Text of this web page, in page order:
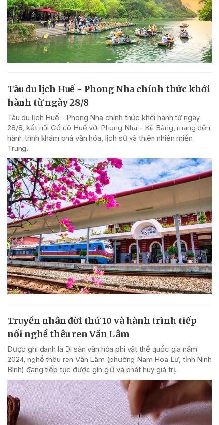
Tàu du lịch Huế - Phong Nha chính thức khởi
hành từ ngày 28/8
Tàu du lịch Huế - Phong Nha chính thức khởi hành từ ngày
28/8, kết nối Cố đô Huế với Phong Nha - Kẻ Bàng, mang đến
hành trình khám phá văn hóa, lịch sử và thiên nhiên miền
Trung.
Truyền nhân đời thứ 10 và hành trình tiếp
nối nghề thêu ren Văn Lâm
Được ghi danh là Di sản văn hóa phi vật thể quốc gia năm
2024, nghề thêu ren Văn Lâm (phường Nam Hoa Lư, tỉnh Ninh
Bình) đang tiếp tục được gìn giữ và phát huy giá trị.